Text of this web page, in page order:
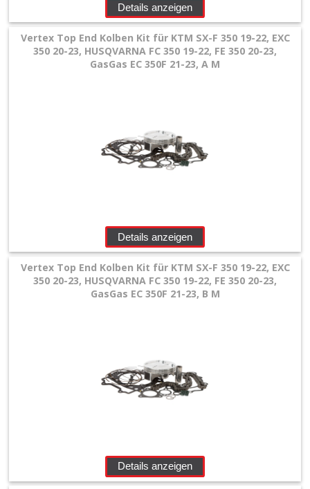
Details anzeigen
Vertex Top End Kolben Kit für KTM SX-F 350 19-22, EXC
350 20-23, HUSQVARNA FC 350 19-22, FE 350 20-23,
GasGas EC 350F 21-23, A M
Details anzeigen
Vertex Top End Kolben Kit für KTM SX-F 350 19-22, EXC
350 20-23, HUSQVARNA FC 350 19-22, FE 350 20-23,
GasGas EC 350F 21-23, B M
Details anzeigen